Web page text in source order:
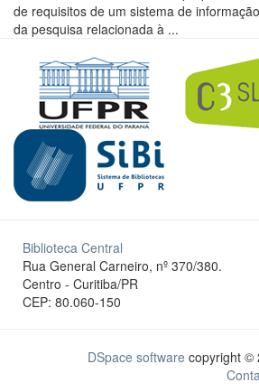
de requisitos de um sistema de
da pesquisa relacionada à ...
Biblioteca Central
Rua General Carneiro, nº 370/380.
Centro - Curitiba/PR
CEP: 80.060-150
DSpace software copyright ©